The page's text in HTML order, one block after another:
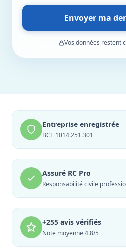
Envoyer ma
Vos données restent
Entreprise enregistrée
BCE 1014.251.301
Assuré RC Pro
Responsabilité civile
+255 avis vérifiés
Note moyenne 4.8/5